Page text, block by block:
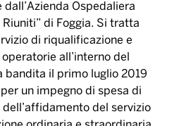
Ospedaliera
di Foggia. Si tratta
di riqualificazione e
all’interno del
bandita il primo luglio 2019
un impegno di spesa di
del servizio